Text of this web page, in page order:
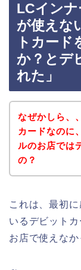
LCイン
が使えな
トカー
か？とデ
れた」
なぜかしら、
カードなのに
ルのお店では
の？
これは、最初
いるデビット
お店で使えなか